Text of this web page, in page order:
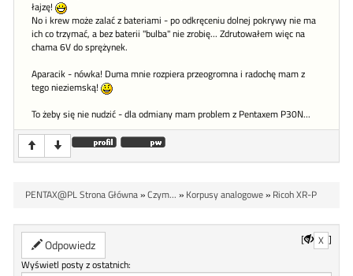
łajzę!
No i krew może zalać z bateriami - po odkręceniu dolnej pokrywy nie ma
ich co trzymać, a bez baterii "bulba" nie zrobię... Zdrutowałem więc na
chama 6V do sprężynek.
Aparacik - nówka! Duma mnie rozpiera przeogromna i radochę mam z
tego nieziemską!
To żeby się nie nudzić - dla odmiany mam problem z Pentaxem P30N...
PENTAX@PL Strona Główna»Czym... » Korpusy analogowe» Ricoh XR-P
Odpowiedz [ X ]
Wyświetl posty z ostatnich: